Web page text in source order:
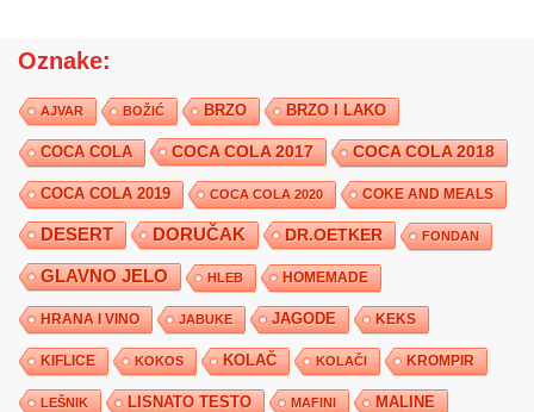
Oznake:
AJVAR BOŽIĆ BRZO BRZO I LAKO
COCA COLA COCA COLA 2017 COCA COLA 2018
COCA COLA 2019 COCA COLA 2020 COKE AND MEALS
DESERT DORUČAK DR.OETKER FONDAN
GLAVNO JELO HLEB HOMEMADE
HRANA I VINO JABUKE JAGODE KEKS
KIFLICE KOKOS KOLAČ KOLAČI KROMPIR
LEŠNIK LISNATO TESTO MAFINI MALINE